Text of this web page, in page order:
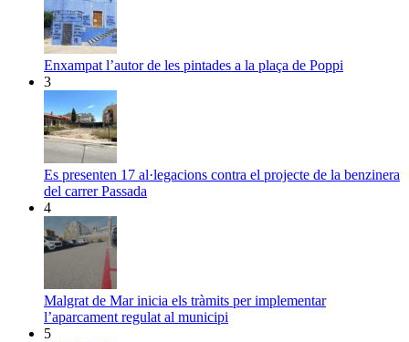
Enxampat l’autor de les pintades a la plaça de Poppi
3
Es presenten 17 al·legacions contra el projecte de la benzinera
del carrer Passada
4
Malgrat de Mar inicia els tràmits per implementar
l’aparcament regulat al municipi
5